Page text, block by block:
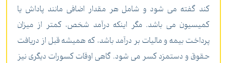
کند گفته می شود و شامل هر مقدار اضافی مانند پاداش یا
کمیسیون می باشد. مگر اینکه درآمد شخص، کمتر از میزان
پرداخت بیمه و مالیات بر درآمد باشد، که همیشه قبل از دریافت
حقوق و دستمزد کسر می شود. گاهی اوقات کسورات دیگری نیز